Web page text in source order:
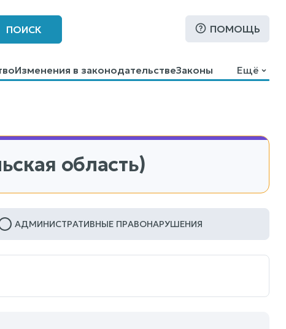
ПОИСК ПОМОЩЬ
Изменения в законодательствеЗаконы
Ещё
область)
АДМИНИСТРАТИВНЫЕ ПРАВОНАРУШЕНИЯ